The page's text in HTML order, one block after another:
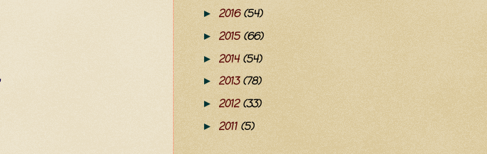
► 2016(54)
► 2015(66)
► 2014(54)
► 2013(78)
► 2012(33)
► 2011 (5)